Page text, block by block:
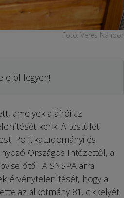
Fotó: Veres Nándor
elöl legyen!
amelyek aláírói az
kérik. A testület
Politikatudományi és
Országos Intézettől, a
A SNSPA arra
érvénytelenítését, hogy a
az alkotmány 81. cikkelyét